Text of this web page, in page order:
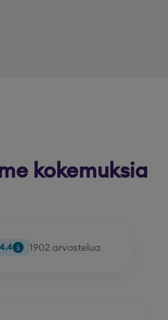
kokemuksia
4.4 1902 arvostelua